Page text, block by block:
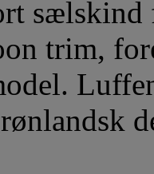
sælskind
trim,